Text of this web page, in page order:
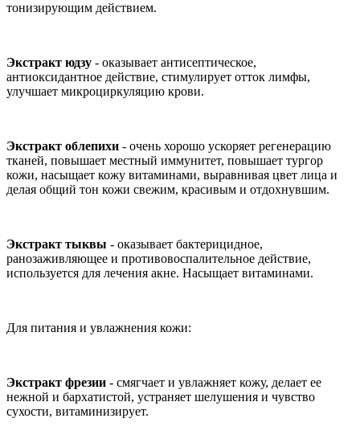
тонизирующим действием.
Экстракт юдзу - оказывает антисептическое,
антиоксидантное действие, стимулирует отток лимфы,
улучшает микроциркуляцию крови.
Экстракт облепихи - очень хорошо ускоряет регенерацию
тканей, повышает местный иммунитет, повышает тургор
кожи, насыщает кожу витаминами, выравнивая цвет лица и
делая общий тон кожи свежим, красивым и отдохнувшим.
Экстракт тыквы - оказывает бактерицидное,
ранозаживляющее и противовоспалительное действие,
используется для лечения акне. Насыщает витаминами.
Для питания и увлажнения кожи:
Экстракт фрезии - смягчает и увлажняет кожу, делает ее
нежной и бархатистой, устраняет шелушения и чувство
сухости, витаминизирует.